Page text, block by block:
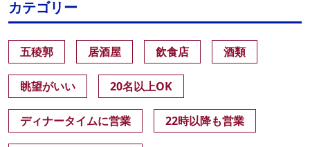
カテゴリー
五稜郭 居酒屋 飲食店 酒類
眺望がいい 20名以上OK
ディナータイムに営業 22時以降も営業